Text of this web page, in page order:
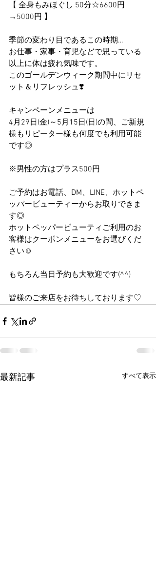
【 全身もみほぐし 50分☆6600円
→5000円 】
季節の変わり目であるこの時期…
お仕事・家事・育児などで思っている
以上に体は疲れ気味です。
このゴールデンウィーク期間中にリセ
ット＆リフレッシュ❣️
キャンペーンメニューは
4月29日(金)～5月15日(日)の間、ご新規
様もリピーター様も何度でも利用可能
です◎
※男性の方はプラス500円
ご予約はお電話、DM、LINE、ホットペ
ッパービューティーからお取りできま
す◎
ホットペッパービューティご利用のお
客様はクーポンメニューをお選びくだ
さい☺️
もちろん当日予約も大歓迎です(^^)
皆様のご来店をお待ちしております♡
最新記事 すべて表示